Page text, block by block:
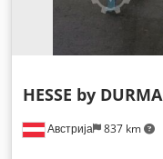
Австрија 837 km
HESSE by DURMA